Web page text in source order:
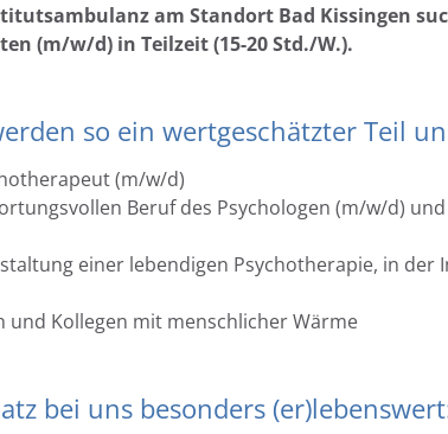
am Standort Bad Kissingen
(m/w/d) in Teilzeit (15-20 Std./W.).
so ein wertgeschätzter Teil
(m/w/d)
Beruf des Psychologen (m/w/d)
einer lebendigen Psychotherapie, in
und Kollegen mit menschlicher Wärme
bei uns besonders